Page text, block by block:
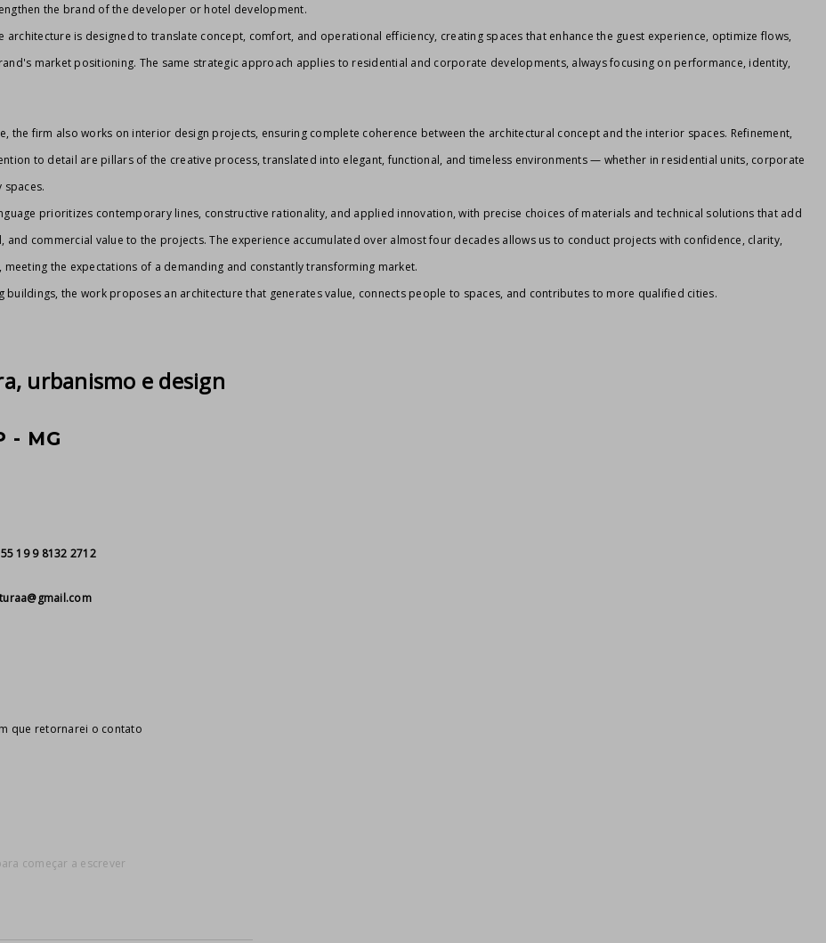
the brand of the developer or hotel development.
architecture is designed to translate concept, comfort, and operational efficiency, creating spaces that enhance the guest experience, optimize flows,
market positioning. The same strategic approach applies to residential and corporate developments, always focusing on performance, identity,
the firm also works on interior design projects, ensuring complete coherence between the architectural concept and the interior spaces. Refinement,
to detail are pillars of the creative process, translated into elegant, functional, and timeless environments — whether in residential units, corporate
prioritizes contemporary lines, constructive rationality, and applied innovation, with precise choices of materials and technical solutions that add
and commercial value to the projects. The experience accumulated over almost four decades allows us to conduct projects with confidence, clarity,
meeting the expectations of a demanding and constantly transforming market.
buildings, the work proposes an architecture that generates value, connects people to spaces, and contributes to more qualified cities.
urbanismo e design
- MG
19 9 8132 2712
que retornarei o contato
começar a escrever